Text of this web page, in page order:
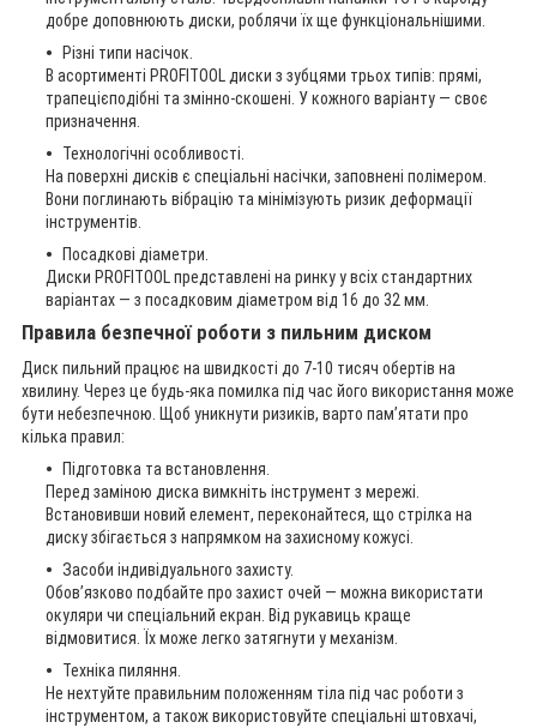
добре доповнюють диски, роблячи їх ще функціональнішими.
Різні типи насічок.
В асортименті PROFITOOL диски з зубцями трьох типів: прямі,
трапецієподібні та змінно-скошені. У кожного варіанту — своє
призначення.
Технологічні особливості.
На поверхні дисків є спеціальні насічки, заповнені полімером.
Вони поглинають вібрацію та мінімізують ризик деформації
інструментів.
Посадкові діаметри.
Диски PROFITOOL представлені на ринку у всіх стандартних
варіантах — з посадковим діаметром від 16 до 32 мм.
Правила безпечної роботи з пильним диском
Диск пильний працює на швидкості до 7-10 тисяч обертів на
хвилину. Через це будь-яка помилка під час його використання може
бути небезпечною. Щоб уникнути ризиків, варто пам’ятати про
кілька правил:
Підготовка та встановлення.
Перед заміною диска вимкніть інструмент з мережі.
Встановивши новий елемент, переконайтеся, що стрілка на
диску збігається з напрямком на захисному кожусі.
Засоби індивідуального захисту.
Обов’язково подбайте про захист очей — можна використати
окуляри чи спеціальний екран. Від рукавиць краще
відмовитися. Їх може легко затягнути у механізм.
Техніка пиляння.
Не нехтуйте правильним положенням тіла під час роботи з
інструментом, а також використовуйте спеціальні штовхачі,